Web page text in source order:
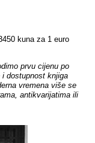
kuna za 1 euro
prvu cijenu po
dostupnost knjiga
vremena više se
antikvarijatima ili